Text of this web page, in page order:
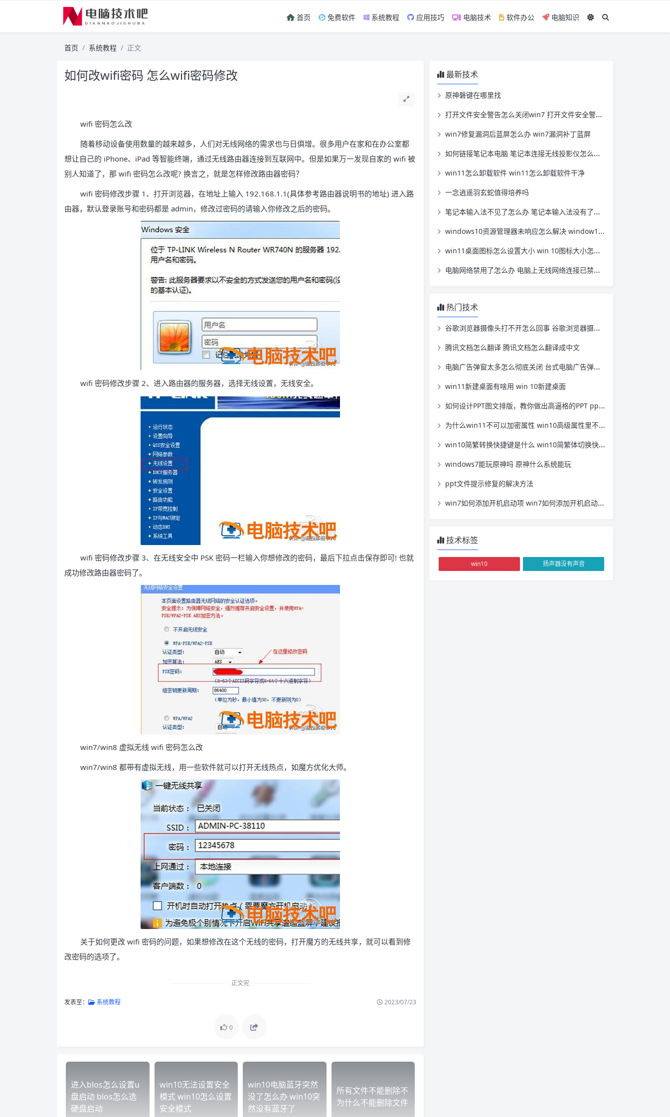
首页 免费软件 系统教程 应用技巧 电脑技术 软件办公 电脑知识
首页 系统教程 正文
如何改wifi密码 怎么wifi密码修改
wifi 密码怎么改
随着移动设备使用数量的越来越多，人们对无线网络的需求也与日俱增。很多用户在家和在办公室都
想让自己的 iPhone、iPad 等智能终端，通过无线路由器连接到互联网中。但是如果万一发现自家的 wifi 被
别人知道了，那 wifi 密码怎么改呢? 换言之，就是怎样修改路由器密码？
wifi 密码修改步骤 1、打开浏览器，在地址上输入 192.168.1.1(具体参考路由器说明书的地址) 进入路
由器，默认登录账号和密码都是 admin，修改过密码的请输入你修改之后的密码。
wifi 密码修改步骤 2、进入路由器的服务器，选择无线设置，无线安全。
wifi 密码修改步骤 3、在无线安全中 PSK 密码一栏输入你想修改的密码，最后下拉点击保存即可! 也就
成功修改路由器密码了。
win7/win8 虚拟无线 wifi 密码怎么改
win7/win8 都带有虚拟无线，用一些软件就可以打开无线热点，如魔方优化大师。
关于如何更改 wifi 密码的问题，如果想修改在这个无线的密码，打开魔方的无线共享，就可以看到修
改密码的选项了。
正文完
发表至： 系统教程 2023/07/23
0
进入blos怎么设置u
盘启动 blos怎么选
硬盘启动
win10无法设置安全
模式 win10怎么设置
安全模式
win10电脑蓝牙突然
没了怎么办 win10突
然没有蓝牙了
所有文件不能删除不
为什么不能删除文件
最新技术
原神磐键在哪里找
打开文件安全警告怎么关闭win7 打开文件安全警告怎么关闭win11
win7修复漏洞后蓝屏怎么办 win7漏洞补丁蓝屏
如何链接笔记本电脑 笔记本连接无线投影仪怎么连接
win11怎么卸载软件 win11怎么卸载软件干净
一念逍遥羽玄蛇值得培养吗
笔记本输入法不见了怎么办 笔记本输入法没有了怎么办
windows10资源管理器未响应怎么解决 window10资源管理器无响应
win11桌面图标怎么设置大小 win 10图标大小怎么设置
电脑网络禁用了怎么办 电脑上无线网络连接已禁用怎么办
热门技术
谷歌浏览器摄像头打不开怎么回事 谷歌浏览器摄像头打不开怎么办
腾讯文档怎么翻译 腾讯文档怎么翻译成中文
电脑广告弹窗太多怎么彻底关闭 台式电脑广告弹窗太多怎么彻底关闭
win11新建桌面有啥用 win 10新建桌面
如何设计PPT图文排版，教你做出高逼格的PPT ppt优秀排版设计图片
为什么win11不可以加密属性 win10高级属性里不能加密
win10简繁转换快捷键是什么 win10简繁体切换快捷键
windows7能玩原神吗 原神什么系统能玩
ppt文件提示修复的解决方法
win7如何添加开机启动项 win7如何添加开机启动项设置
技术标签
win10 扬声器没有声音